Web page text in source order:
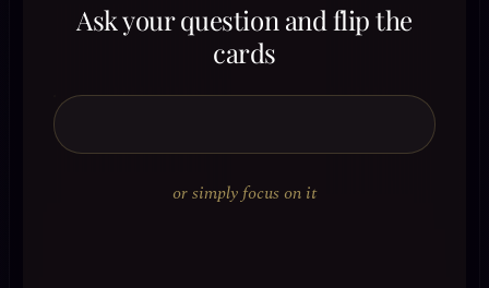
Ask your question and flip the
cards
or simply focus on it